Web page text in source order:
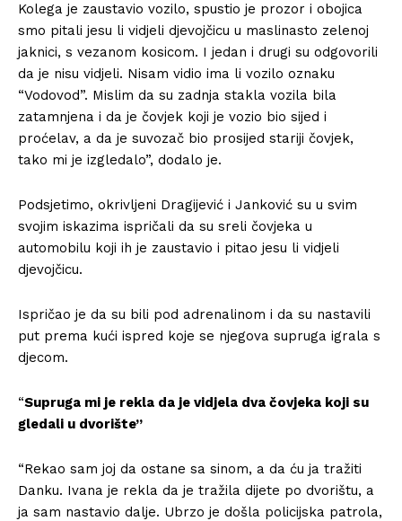
Kolega je zaustavio vozilo, spustio je prozor i obojica
smo pitali jesu li vidjeli djevojčicu u maslinasto zelenoj
jaknici, s vezanom kosicom. I jedan i drugi su odgovorili
da je nisu vidjeli. Nisam vidio ima li vozilo oznaku
“Vodovod”. Mislim da su zadnja stakla vozila bila
zatamnjena i da je čovjek koji je vozio bio sijed i
proćelav, a da je suvozač bio prosijed stariji čovjek,
tako mi je izgledalo”, dodalo je.
Podsjetimo, okrivljeni Dragijević i Janković su u svim
svojim iskazima ispričali da su sreli čovjeka u
automobilu koji ih je zaustavio i pitao jesu li vidjeli
djevojčicu.
Ispričao je da su bili pod adrenalinom i da su nastavili
put prema kući ispred koje se njegova supruga igrala s
djecom.
“Supruga mi je rekla da je vidjela dva čovjeka koji su
gledali u dvorište”
“Rekao sam joj da ostane sa sinom, a da ću ja tražiti
Danku. Ivana je rekla da je tražila dijete po dvorištu, a
ja sam nastavio dalje. Ubrzo je došla policijska patrola,